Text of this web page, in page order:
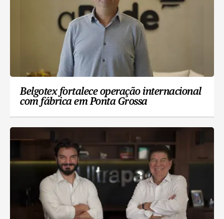
Belgotex fortalece operação internacional
com fábrica em Ponta Grossa